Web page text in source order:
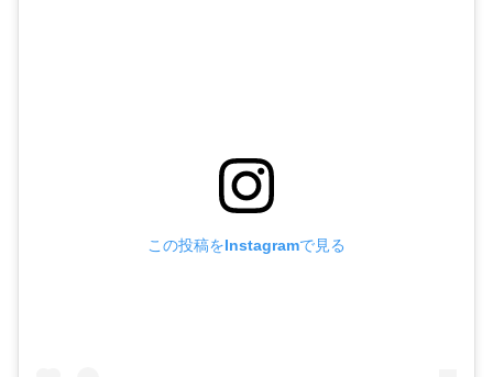
この投稿をInstagramで見る